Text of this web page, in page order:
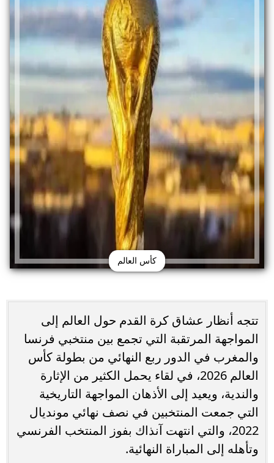
كأس العالم
تتجه أنظار عشاق كرة القدم حول العالم إلى
المواجهة المرتقبة التي تجمع بين منتخبي فرنسا
والمغرب في الدور ربع النهائي من بطولة كأس
العالم 2026، في لقاء يحمل الكثير من الإثارة
والندية، ويعيد إلى الأذهان المواجهة التاريخية
التي جمعت المنتخبين في نصف نهائي مونديال
2022، والتي انتهت آنذاك بفوز المنتخب الفرنسي
وتأهله إلى المباراة النهائية.